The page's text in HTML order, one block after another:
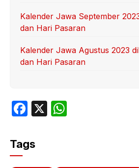
Kalender Jawa September
dan Hari Pasaran
Kalender Jawa Agustus 2023
dan Hari Pasaran
F
c
e
X
Tags